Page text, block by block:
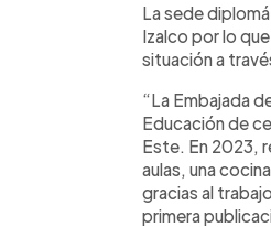
La sede
Izalco por lo
situación a
“La Embajada
Educación de
Este. En 2023,
aulas, una
gracias al
primera